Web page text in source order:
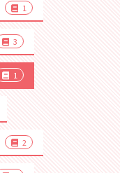
1
3
1
2